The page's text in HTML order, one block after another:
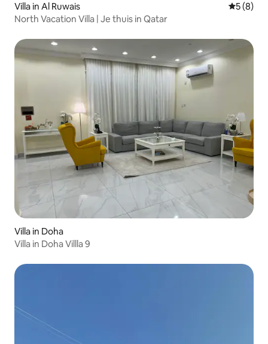
Villa in Al Ruwais
5 (8)
North Vacation Villa | Je thuis in Qatar
Villa in Doha
Villa in Doha Villla 9